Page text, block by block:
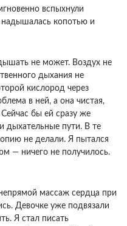
вспыхнули
надышалась копотью и
не может. Воздух не
дыхания не
кислород через
в ней, а она чистая,
бы ей сразу же
дыхательные пути. В те
не делали. Я пытался
— ничего не получилось.
массаж сердца при
Девочке уже подвязали
Я стал писать